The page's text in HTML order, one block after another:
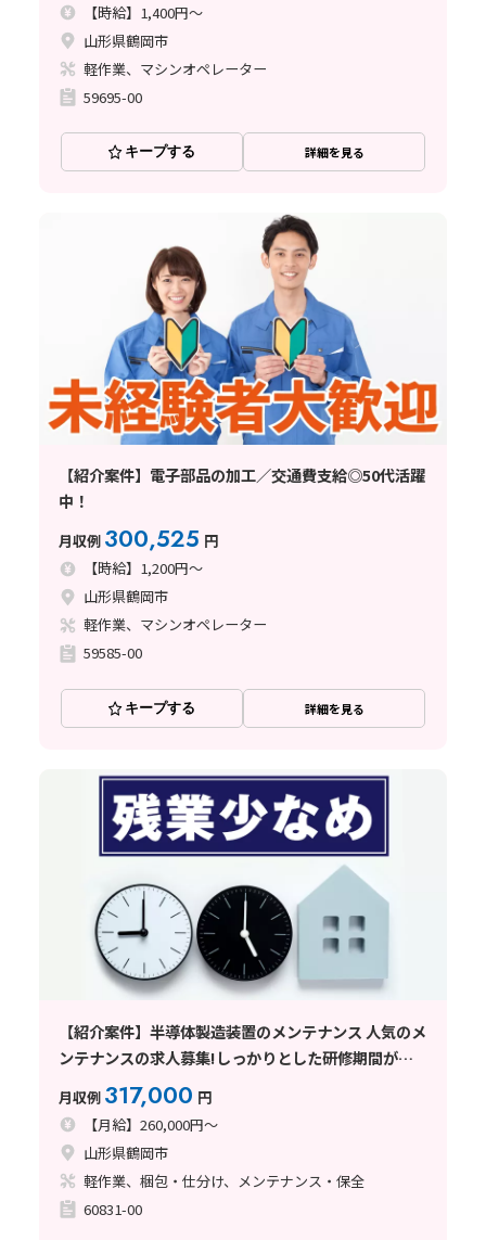
【時給】1,400円～
山形県鶴岡市
軽作業、マシンオペレーター
59695-00
キープする 詳細を見る
【紹介案件】電子部品の加工／交通費支給◎50代活躍
中！
月収例 300,525 円
【時給】1,200円～
山形県鶴岡市
軽作業、マシンオペレーター
59585-00
キープする 詳細を見る
【紹介案件】半導体製造装置のメンテナンス 人気のメ
ンテナンスの求人募集!しっかりとした研修期間があ
り安心◎
月収例 317,000 円
【月給】260,000円～
山形県鶴岡市
軽作業、梱包・仕分け、メンテナンス・保全
60831-00